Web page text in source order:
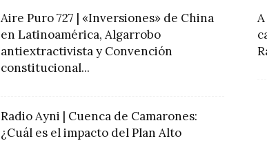
Aire Puro 727 | «Inversiones» de China
en Latinoamérica, Algarrobo
antiextractivista y Convención
constitucional...
Radio Ayni | Cuenca de Camarones:
¿Cuál es el impacto del Plan Alto